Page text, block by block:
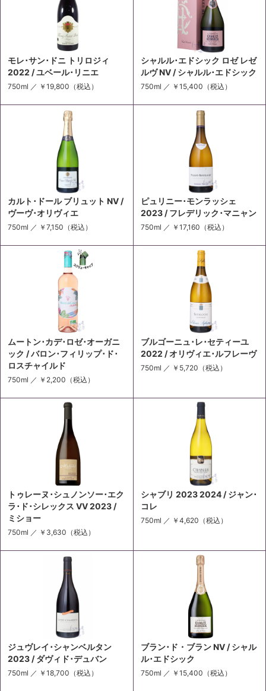
モレ･サン･ドニ トリロジィ
2022 / ユベール･リニエ
750ml ／ ￥19,800 （税込）
シャルル･エドシック ロゼ レゼ
ルヴ NV / シャルル･エドシック
750ml ／ ￥15,400 （税込）
カルト･ドール ブリュット NV /
ヴーヴ･オリヴィエ
750ml ／ ￥7,150 （税込）
ピュリニー･モンラッシェ
2023 / フレデリック･マニャン
750ml ／ ￥17,160 （税込）
ムートン･カデ･ロゼ･オーガニ
ック / バロン･フィリップ･ド･
ロスチャイルド
750ml ／ ￥2,200 （税込）
ブルゴーニュ･レ･セティーユ
2022 / オリヴィエ･ルフレーヴ
750ml ／ ￥5,720 （税込）
トゥレーヌ･シュノンソー･エク
ラ･ド･シレックス VV 2023 /
ミショー
750ml ／ ￥3,630 （税込）
シャブリ 2023 2024 / ジャン･
コレ
750ml ／ ￥4,620 （税込）
ジュヴレイ･シャンベルタン
2023 / ダヴィド･デュバン
750ml ／ ￥18,700 （税込）
ブラン･ド・ブラン NV / シャル
ル･エドシック
750ml ／ ￥15,400 （税込）